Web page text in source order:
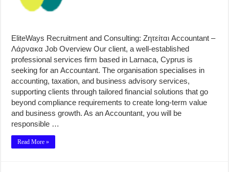
EliteWays Recruitment and Consulting: Ζητείται Accountant –
Λάρνακα Job Overview Our client, a well-established
professional services firm based in Larnaca, Cyprus is
seeking for an Accountant. The organisation specialises in
accounting, taxation, and business advisory services,
supporting clients through tailored financial solutions that go
beyond compliance requirements to create long-term value
and business growth. As an Accountant, you will be
responsible …
Read More »